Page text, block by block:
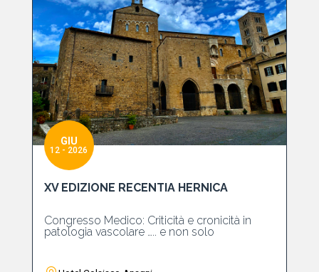
GIU
12 - 2026
XV EDIZIONE RECENTIA HERNICA
Congresso Medico: Criticità e cronicità in
patologia vascolare ….. e non solo